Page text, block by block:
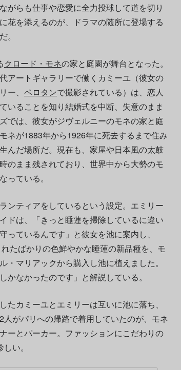
がらも仕事や恋愛に全力投球して道を切り
花を添えるのが、ドラマの随所に登場する
。
クロード・モネの家と庭園が舞台となった。
アートギャラリーで働くカミーユ（彼女の
ー、 ペロタンで撮影されている）は、恋人
いることを知り結婚式を中断、失意のまま
では、彼女がジヴェルニーのモネの家と庭
ネが1883年から1926年に死去するまで住み
んだ場所だ。現在も、家屋や日本風の太鼓
のまま残されており、世界中から大勢のモ
っている。
ンティアをしているという設定。エミリー
ドは、「きっと睡蓮を掃除しているに違い
ているんです」と彼女を池に案内し、
たばかりの色鮮やかな睡蓮の新品種を、モ
・マリアックから購入し池に植えました。
なかったのです」と解説している。
カミーユとエミリーは互いに池に落ち、
がパリへの帰路で着用していたのが、モネ
ーとパーカー。ファッションにこだわりの
い。